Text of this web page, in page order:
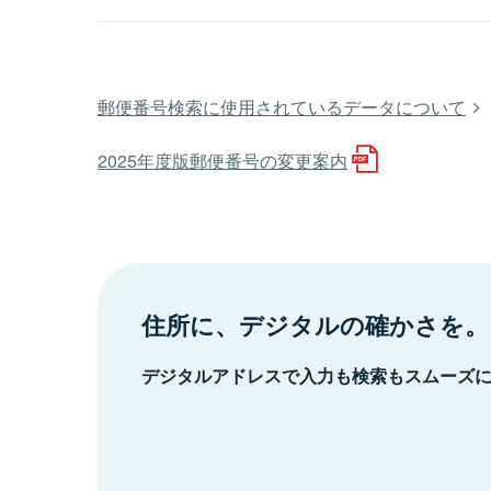
郵便番号検索に使用されているデータについて
2025年度版郵便番号の変更案内
住所に、デジタルの確かさを。
デジタルアドレスで入力も検索もスムーズ